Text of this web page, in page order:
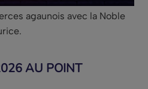
agaunois avec la Noble
AU POINT